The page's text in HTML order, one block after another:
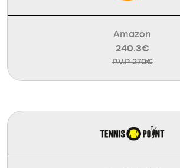
Amazon
240.3€
P.V.P 270€